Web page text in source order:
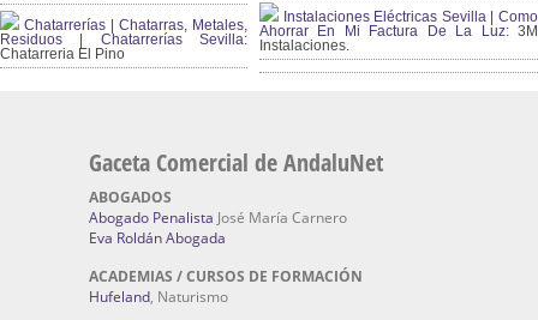
Chatarrerías | Chatarras, Metales,
Residuos | Chatarrerías Sevilla:
Chatarreria El Pino
Instalaciones Eléctricas Sevilla | Como
Ahorrar En Mi Factura De La Luz:3M
Instalaciones.
Gaceta Comercial de AndaluNet
ABOGADOS
Abogado Penalista José María Carnero
Eva Roldán Abogada
ACADEMIAS / CURSOS DE FORMACIÓN
Hufeland, Naturismo